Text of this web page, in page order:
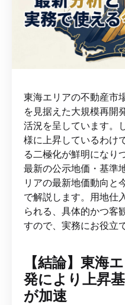
東海エリアの不動産市
を見据えた大規模再開
活況を呈しています。
様に上昇しているわけ
る二極化が鮮明になり
最新の公示地価・基準
リアの最新地価動向と
で解説します。用地仕
られる、具体的かつ客
すので、実務にお役立
【結論】東海
発により上昇
が加速